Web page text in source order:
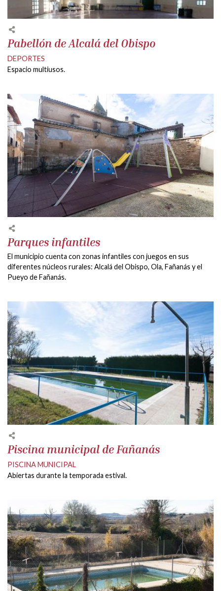
Pabellón de Alcalá del Obispo
DEPORTES
Espacio multiusos.
Parques infantiles
El municipio cuenta con zonas infantiles con juegos en sus
diferentes núcleos rurales: Alcalá del Obispo, Ola, Fañanás y el
Pueyo de Fañanás.
Piscina municipal de Fañanás
PISCINA MUNICIPAL
Abiertas durante la temporada estival.